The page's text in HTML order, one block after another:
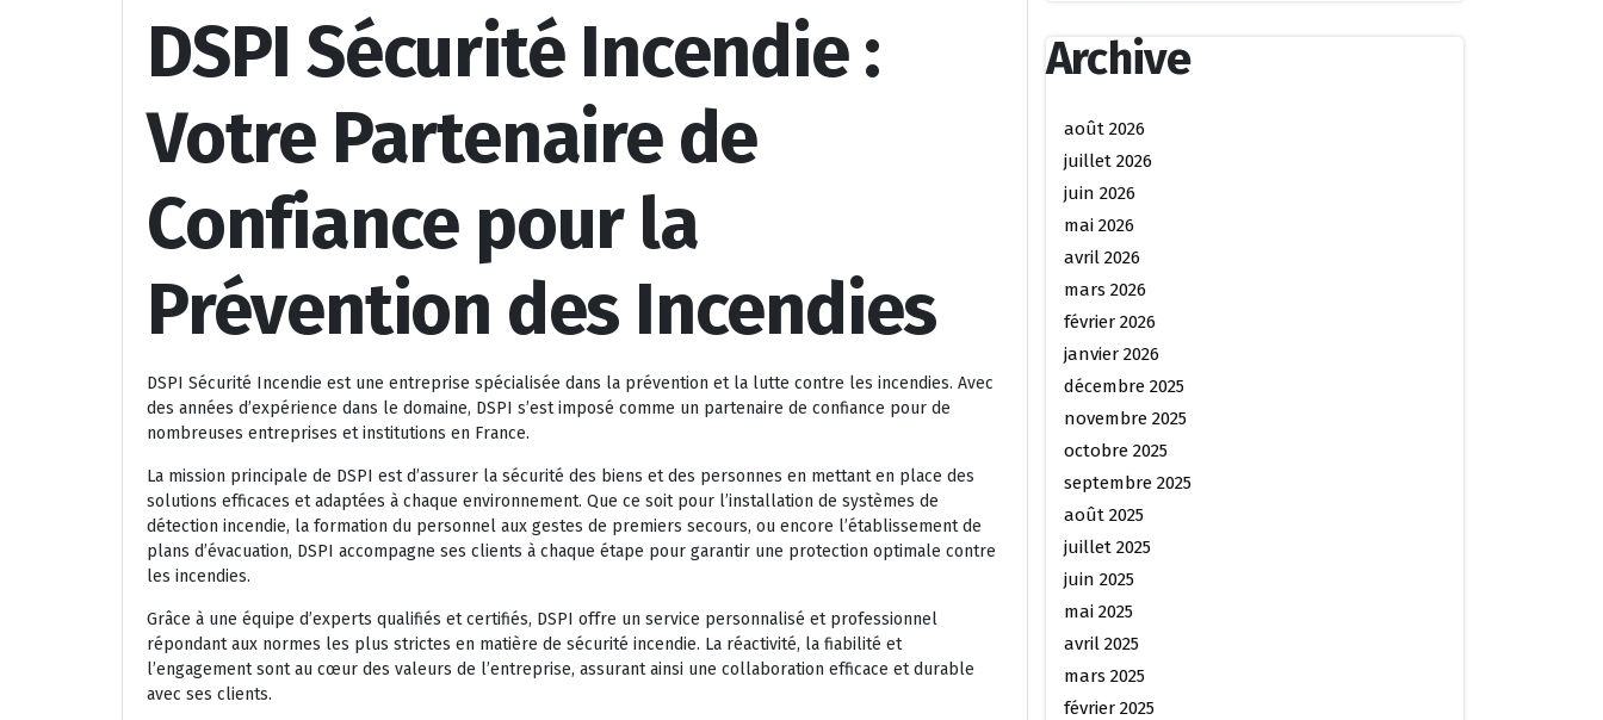
DSPI Sécurité Incendie :
Votre Partenaire de
Confiance pour la
Prévention des Incendies
DSPI Sécurité Incendie est une entreprise spécialisée dans la prévention et la lutte contre les incendies. Avec
des années d’expérience dans le domaine, DSPI s’est imposé comme un partenaire de confiance pour de
nombreuses entreprises et institutions en France.
La mission principale de DSPI est d’assurer la sécurité des biens et des personnes en mettant en place des
solutions efficaces et adaptées à chaque environnement. Que ce soit pour l’installation de systèmes de
détection incendie, la formation du personnel aux gestes de premiers secours, ou encore l’établissement de
plans d’évacuation, DSPI accompagne ses clients à chaque étape pour garantir une protection optimale contre
les incendies.
Grâce à une équipe d’experts qualifiés et certifiés, DSPI offre un service personnalisé et professionnel
répondant aux normes les plus strictes en matière de sécurité incendie. La réactivité, la fiabilité et
l’engagement sont au cœur des valeurs de l’entreprise, assurant ainsi une collaboration efficace et durable
avec ses clients.
Archive
août 2026
juillet 2026
juin 2026
mai 2026
avril 2026
mars 2026
février 2026
janvier 2026
décembre 2025
novembre 2025
octobre 2025
septembre 2025
août 2025
juillet 2025
juin 2025
mai 2025
avril 2025
mars 2025
février 2025